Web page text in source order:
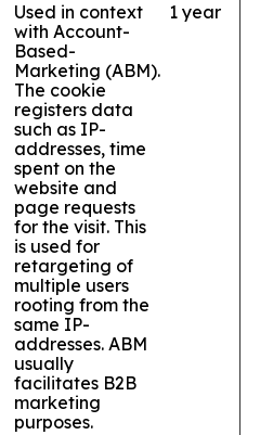
Used in context
with Account-
Based-
Marketing (ABM).
The cookie
registers data
such as IP-
addresses, time
spent on the
website and
page requests
for the visit. This
is used for
retargeting of
multiple users
rooting from the
same IP-
addresses. ABM
usually
facilitates B2B
marketing
purposes.
1 year